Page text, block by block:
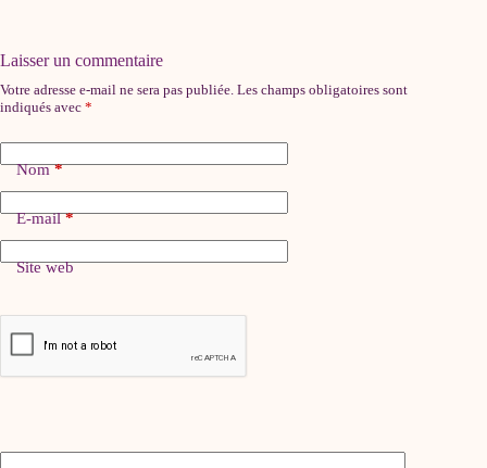
Laisser un commentaire
Votre adresse e-mail ne sera pas publiée. Les champs obligatoires sont
indiqués avec *
Nom*
E-mail*
Site web